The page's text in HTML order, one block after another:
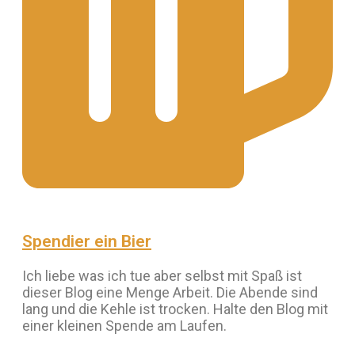
Spendier ein Bier
Ich liebe was ich tue aber selbst mit Spaß ist
dieser Blog eine Menge Arbeit. Die Abende sind
lang und die Kehle ist trocken. Halte den Blog mit
einer kleinen Spende am Laufen.